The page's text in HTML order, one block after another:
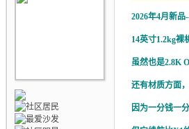
2026年4月新
14英寸1.2kg裸
虽然也是2.8K
还有材质方面
因为一分钱一